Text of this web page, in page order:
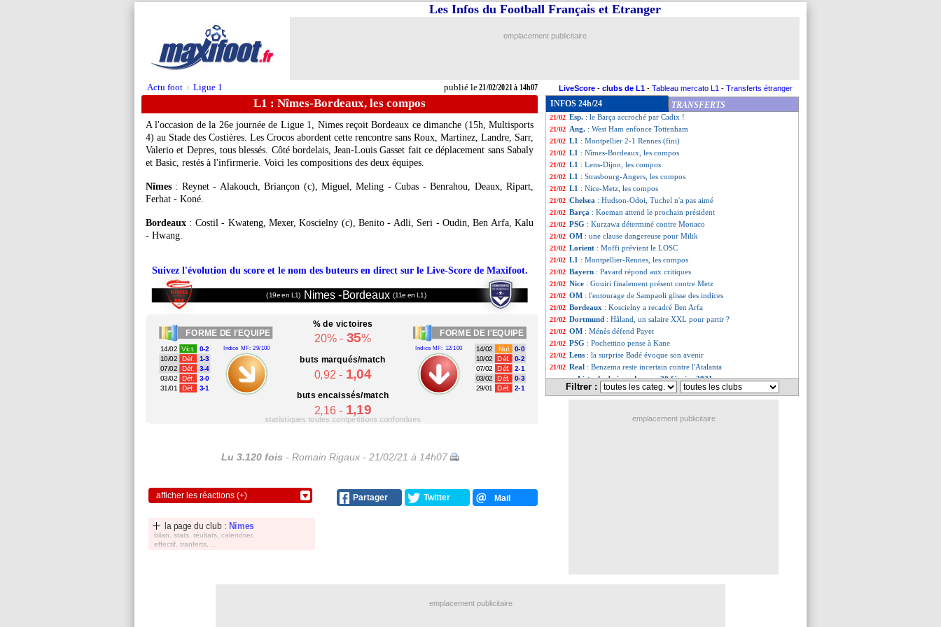
Actu foot > Ligue 1 publié le21/02/2021 à 14h07
Les Infos du Football Français et Etranger
emplacement publicitaire
LiveScore - clubs de L1 - Tableau mercato L1 - Transferts étranger
L1 : Nîmes-Bordeaux, les compos
A l'occasion de la 26e journée de Ligue 1, Nimes reçoit Bordeaux ce dimanche (15h, Multisports
4) au Stade des Costières. Les Crocos abordent cette rencontre sans Roux, Martinez, Landre, Sarr,
Valerio et Depres, tous blessés. Côté bordelais, Jean-Louis Gasset fait ce déplacement sans Sabaly
et Basic, restés à l'infirmerie. Voici les compositions des deux équipes.
Nîmes : Reynet - Alakouch, Briançon (c), Miguel, Meling - Cubas - Benrahou, Deaux, Ripart,
Ferhat - Koné.
Bordeaux : Costil - Kwateng, Mexer, Koscielny (c), Benito - Adli, Seri - Oudin, Ben Arfa, Kalu
- Hwang.
Suivez l'évolution du score et le nom des buteurs en direct sur le Live-Score de Maxifoot.
(19e en L1) Nimes -Bordeaux (11e en L1)
FORME DE l'EQUIPE
Indice MF: 29/100
14/02 Vict.
0-2
10/02
Déf. 1-3
07/02 Déf. 3-4
03/02 Déf.
3-0
31/01
Déf. 3-1
% de victoires
20% - 35%
buts marqués/match
0,92 - 1,04
buts encaissés/match
2,16 - 1,19
FORME DE l'EQUIPE
Indice MF: 12/100 14/02 Nul
0-0
10/02
Déf. 0-2
07/02 Déf. 2-1
03/02 Déf.
0-3
29/01
Déf. 2-1
statistiques toutes compétitions confondues
Lu 3.120 fois - Romain Rigaux - 21/02/21 à 14h07
afficher les réactions (+) Partager Twitter Mail
la page du club : Nimes
bilan, stats, réultats, calendrier,
effectif, tranferts, ...
INFOS 24h/24 TRANSFERTS
21/02 Ang.: 2e, Leicester ne lâche rien
21/02 L1: Lens 2-1 Dijon (fini)
21/02 Rennes : Grenier reste confiant
21/02 L1: Lorient-Lille, les compos
21/02 Esp. : le Barça accroché par Cadix !
21/02 Ang. : West Ham enfonce Tottenham
21/02 L1 : Montpellier 2-1 Rennes (fini)
21/02 L1 : Nîmes-Bordeaux, les compos
21/02 L1 : Lens-Dijon, les compos
21/02 L1 : Strasbourg-Angers, les compos
21/02 L1 : Nice-Metz, les compos
21/02 Chelsea : Hudson-Odoi, Tuchel n'a pas aimé
21/02 Barça : Koeman attend le prochain président
21/02 PSG : Kurzawa déterminé contre Monaco
21/02 OM : une clause dangereuse pour Milik
21/02 Lorient : Moffi prévient le LOSC
21/02 L1 : Montpellier-Rennes, les compos
21/02 Bayern : Pavard répond aux critiques
21/02 Nice : Gouiri finalement présent contre Metz
21/02 OM : l'entourage de Sampaoli glisse des indices
21/02 Bordeaux : Koscielny a recadré Ben Arfa
21/02 Dortmund : Håland, un salaire XXL pour partir ?
21/02 OM : Ménès défend Payet
21/02 PSG : Pochettino pense à Kane
21/02 Lens : la surprise Badé évoque son avenir
21/02 Real : Benzema reste incertain contre l'Atalanta
... Liste des brèves du sam. 20 février 2021
Liste des brèves du ven. 19 février 2021
Filtrer :
emplacement publicitaire
emplacement publicitaire